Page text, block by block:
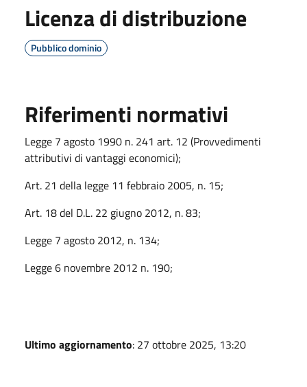
Licenza di distribuzione
Pubblico dominio
Riferimenti normativi
Legge 7 agosto 1990 n. 241 art. 12 (Provvedimenti
attributivi di vantaggi economici);
Art. 21 della legge 11 febbraio 2005, n. 15;
Art. 18 del D.L. 22 giugno 2012, n. 83;
Legge 7 agosto 2012, n. 134;
Legge 6 novembre 2012 n. 190;
Ultimo aggiornamento: 27 ottobre 2025, 13:20